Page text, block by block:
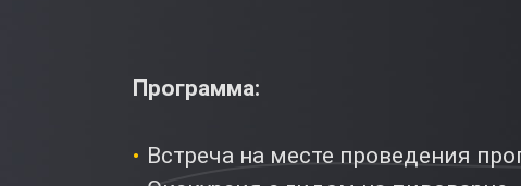
Программа:
Встреча на месте проведения